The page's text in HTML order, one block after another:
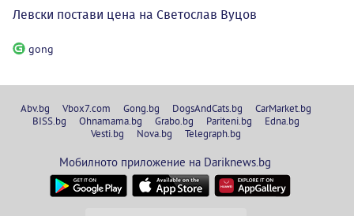
Левски постави цена на Светослав Вуцов
gong
Abv.bg Vbox7.com Gong.bg DogsAndCats.bg
CarMarket.bg
BISS.bg
Ohnamama.bg Grabo.bg Pariteni.bg
Edna.bg
Vesti.bg
Nova.bg Telegraph.bg
Мобилното приложение на Dariknews.bg